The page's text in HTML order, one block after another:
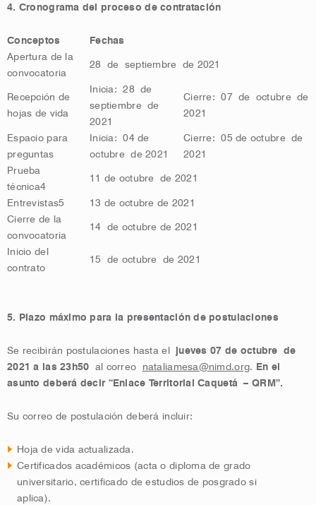
4. Cronograma del proceso de contratación
Conceptos
Fechas
Apertura de la
convocatoria
28 de septiembre de 2021
Recepción de
hojas de vida
Inicia: 28 de
septiembre de
2021
Cierre: 07 de octubre de
2021
Espacio para
preguntas
Inicia: 04 de
octubre de 2021
Cierre: 05 de octubre de
2021
Prueba
técnica4
11 de octubre de 2021
Entrevistas5
13 de octubre de 2021
Cierre de la
convocatoria
14 de octubre de 2021
Inicio del
contrato
15 de octubre de 2021
5. Plazo máximo para la presentación de postulaciones
Se recibirán postulaciones hasta el
jueves 07 de octubre de
2021 a las 23h50 al correo nataliamesa@nimd.org.
En el
asunto deberá decir “Enlace Territorial Caquetá – QRM”.
Su correo de postulación deberá incluir:
Hoja de vida actualizada.
Certificados académicos (acta o diploma de grado
universitario, certificado de estudios de posgrado si
aplica).